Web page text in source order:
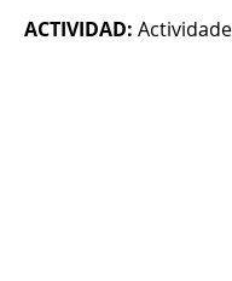
ACTIVIDAD: